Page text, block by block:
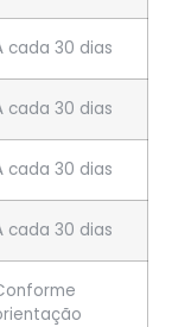
cada 30 dias
cada 30 dias
cada 30 dias
cada 30 dias